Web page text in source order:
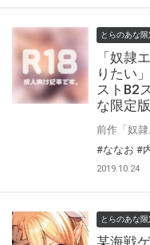
とらのあな限
「奴隷
りたい
ストB2
な限定
#ななお #
2019.10.24
とらのあな限
某海戦